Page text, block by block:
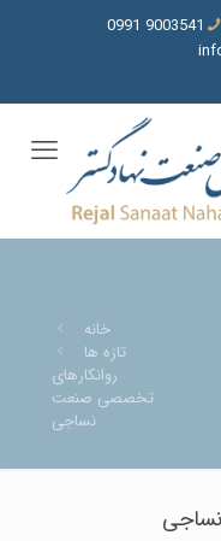
9003541 0991
خانه
تازه ها
روانکارهای
تخصصی صنعت
نساجی